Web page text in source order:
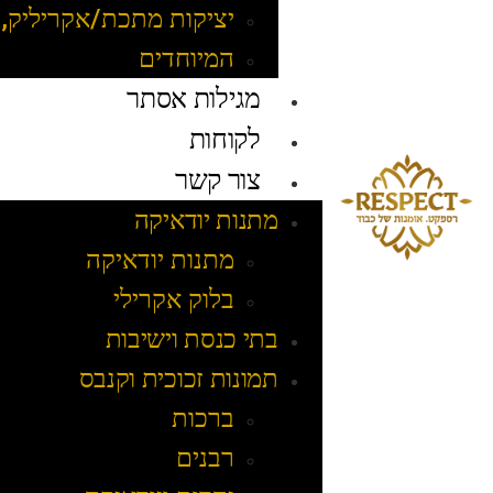
יציקות מתכת/
המיוחדים
מגילות אסתר
לקוחות
צור קשר
מתנות יודאיקה
מתנות יודאיקה
בלוק אקרילי
בתי כנסת וישיבות
תמונות זכוכית וקנבס
ברכות
רבנים